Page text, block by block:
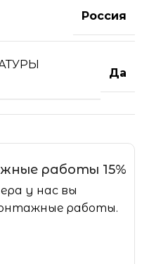
Россия
Да
работы 15%
у нас вы
работы.